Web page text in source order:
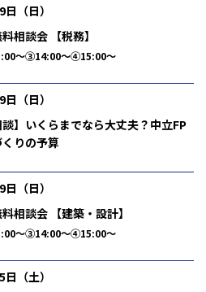
（日）
相談会 【税務】
～③14:00～④15:00～
（日）
談】いくらまでなら大丈夫？中立FP
りの予算
（日）
相談会 【建築・設計】
～③14:00～④15:00～
（土）